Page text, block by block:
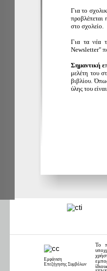
Για το
στο σχολείο.
Για τα νέα
Newsletter"
Σημαντική
μελέτη του
βιβλίου.
ύλης του
Εμφάνιση
Επεξήγησης Συμβόλων
Το